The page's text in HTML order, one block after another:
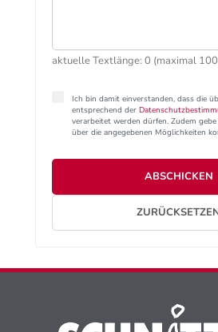
aktuelle Textlänge: 0 (maximal
Ich bin damit einverstanden, dass die
entsprechend der
verarbeitet werden dürfen. Zudem
über die angegebenen Möglichkeiten
ABSCHICKEN